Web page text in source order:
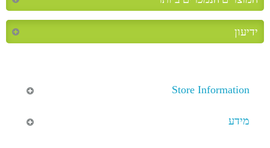
ידיעון
Store Information
מידע